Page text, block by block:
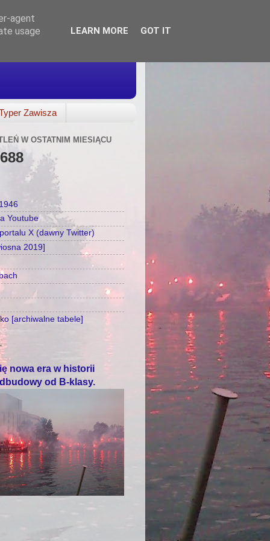
Zawisza
W OSTATNIM MIESIĄCU
Youtube
X (dawny Twitter)
2019]
[archiwalne tabele]
nowa era w historii
od B-klasy.
agent
usage
LEARN MORE GOT IT